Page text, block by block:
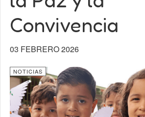
Convivencia
03 FEBRERO 2026
NOTICIAS